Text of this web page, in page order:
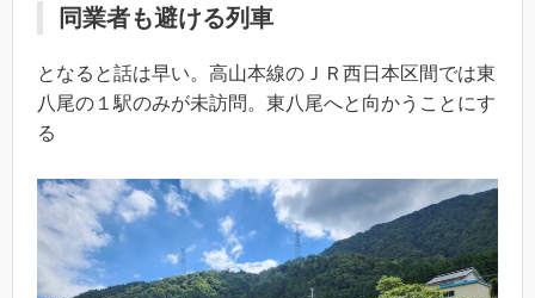
同業者も避ける列車
となると話は早い。高山本線のＪＲ西日本区間では東
八尾の１駅のみが未訪問。東八尾へと向かうことにす
る